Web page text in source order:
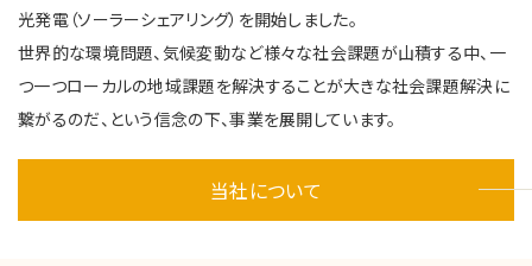
光発電（ソーラーシェアリング）を開始しました。
世界的な環境問題、気候変動など様々な社会課題が山積する中、一
つ一つローカルの地域課題を解決することが大きな社会課題解決に
繋がるのだ、という信念の下、事業を展開しています。
当社について